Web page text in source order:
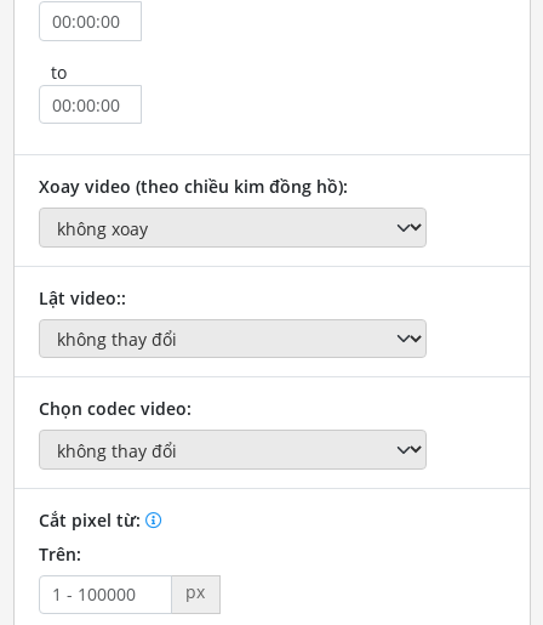
to
Xoay video (theo chiều kim đồng hồ):
Lật video::
Chọn codec video:
Cắt pixel từ:
Trên:
px